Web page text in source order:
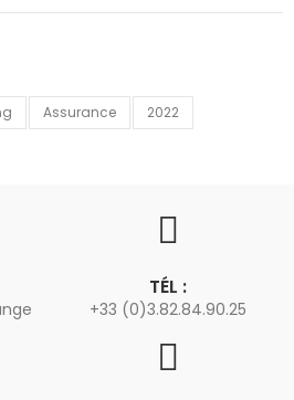
Assurance 2022
TÉL :
+33 (0)3.82.84.90.25